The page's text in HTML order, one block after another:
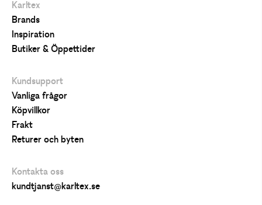
Karltex
Brands
Inspiration
Butiker & Öppettider
Kundsupport
Vanliga frågor
Köpvillkor
Frakt
Returer och byten
Kontakta oss
kundtjanst@karltex.se